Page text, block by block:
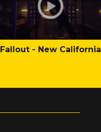
Fallout - New California